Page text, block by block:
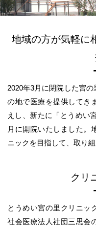
地域の方が気軽に
2020年3月に閉院した宮
の地で医療を提供してき
えし、新たに「とうめい
月に開院いたしました。
ニックを目指して、取り組
クリ
とうめい宮の里クリニッ
社会医療法人社団三思会